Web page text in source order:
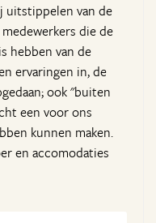
uitstippelen van de
die de
hebben van de
ervaringen in, de
ook "buiten
een voor ons
kunnen maken.
en accomodaties